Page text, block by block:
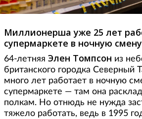
Миллионерша уже 25 лет
супермаркете в ночную
64-летняя Элен Томпсон из
британского городка Северный
много лет работает в ночную
супермаркете — там она
полкам. Но отнюдь не нужда
тяжело работать, ведь в 1995